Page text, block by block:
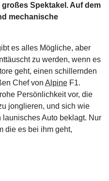
Spektakel. Auf dem
mechanische
es alles Mögliche, aber
zu werden, wenn es
geht, einen schillernden
Chef von Alpine F1.
Persönlichkeit vor, die
jonglieren, und sich wie
Auto beklagt. Nur
die es bei ihm geht,